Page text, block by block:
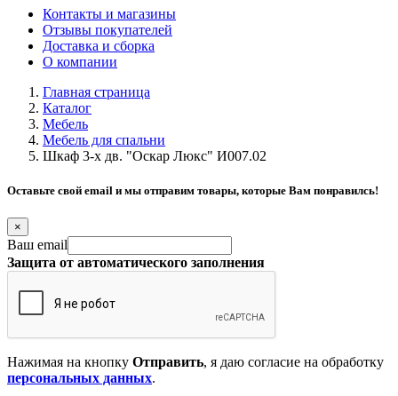
Контакты и магазины
Отзывы покупателей
Доставка и сборка
О компании
Главная страница
Каталог
Мебель
Мебель для спальни
Шкаф 3-х дв. "Оскар Люкс" И007.02
Оставьте свой email и мы отправим товары, которые Вам понравилсь!
×
Ваш email
Защита от автоматического заполнения
Нажимая на кнопку Отправить, я даю согласие на обработку
персональных данных.